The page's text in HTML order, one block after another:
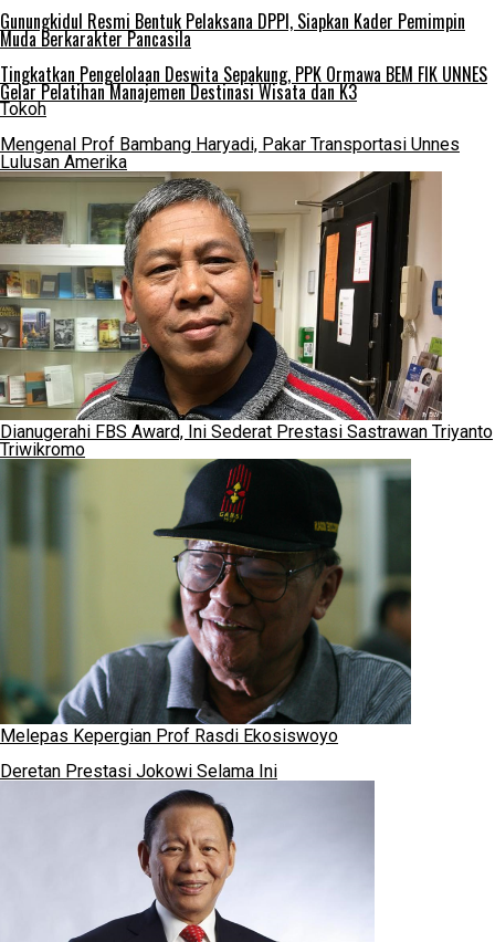
Gunungkidul Resmi Bentuk Pelaksana DPPI, Siapkan Kader Pemimpin
Muda Berkarakter Pancasila
Tingkatkan Pengelolaan Deswita Sepakung, PPK Ormawa BEM FIK UNNES
Gelar Pelatihan Manajemen Destinasi Wisata dan K3
Tokoh
Mengenal Prof Bambang Haryadi, Pakar Transportasi Unnes
Lulusan Amerika
Dianugerahi FBS Award, Ini Sederat Prestasi Sastrawan Triyanto
Triwikromo
Melepas Kepergian Prof Rasdi Ekosiswoyo
Deretan Prestasi Jokowi Selama Ini